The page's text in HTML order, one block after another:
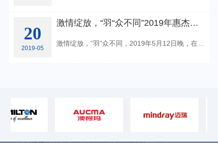
20
2019-05
激情绽放，“羽“众不同”2019年惠杰医疗羽毛球友谊赛
激情绽放，“羽”众不同，2019年5月12日晚，在南京永年体育馆举办了惠杰医疗羽毛球友谊赛；本次比赛分为男单、女单两项，全部采取的是三局两胜制，每个单项通过淘汰依次决出比赛名次，最后产生男、女单打冠军各一名，以抽签的形式来选择对手。